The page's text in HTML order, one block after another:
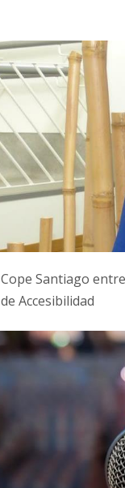
Cope Santiago
de Accesibilidad